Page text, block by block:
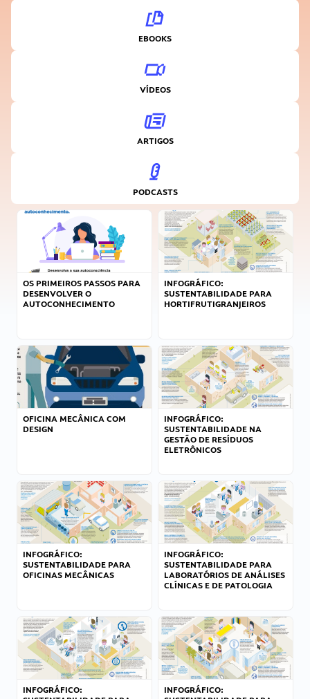
EBOOKS
VÍDEOS
ARTIGOS
PODCASTS
OS PRIMEIROS PASSOS PARA
DESENVOLVER O
AUTOCONHECIMENTO
INFOGRÁFICO:
SUSTENTABILIDADE PARA
HORTIFRUTIGRANJEIROS
OFICINA MECÂNICA COM
DESIGN
INFOGRÁFICO:
SUSTENTABILIDADE NA
GESTÃO DE RESÍDUOS
ELETRÔNICOS
INFOGRÁFICO:
SUSTENTABILIDADE PARA
OFICINAS MECÂNICAS
INFOGRÁFICO:
SUSTENTABILIDADE PARA
LABORATÓRIOS DE ANÁLISES
CLÍNICAS E DE PATOLOGIA
INFOGRÁFICO:
INFOGRÁFICO: